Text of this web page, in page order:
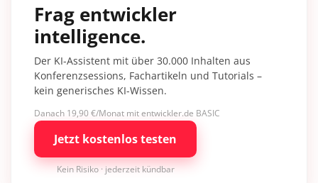
Frag entwickler
intelligence.
Der KI-Assistent mit über 30.000 Inhalten aus
Konferenzsessions, Fachartikeln und Tutorials –
kein generisches KI-Wissen.
Danach 19,90 €/Monat mit entwickler.de BASIC
Jetzt kostenlos testen
Kein Risiko · jederzeit kündbar